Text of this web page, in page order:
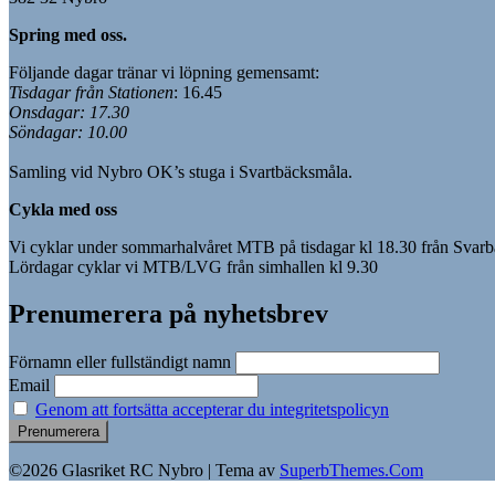
Spring med oss.
Följande dagar tränar vi löpning gemensamt:
Tisdagar från Stationen: 16.45
Onsdagar: 17.30
Söndagar: 10.00
Samling vid Nybro OK’s stuga i Svartbäcksmåla.
Cykla med oss
Vi cyklar under sommarhalvåret MTB på tisdagar kl 18.30 från
Lördagar cyklar vi MTB/LVG från simhallen kl 9.30
Prenumerera på nyhetsbrev
Förnamn eller fullständigt namn
Email
Genom att fortsätta accepterar du integritetspolicyn
©2026 Glasriket RC Nybro | Tema av SuperbThemes.Com